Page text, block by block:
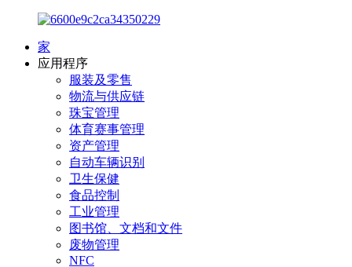
家
应用程序
服装及零售
物流与供应链
珠宝管理
体育赛事管理
资产管理
自动车辆识别
卫生保健
食品控制
工业管理
图书馆、文档和文件
废物管理
NFC